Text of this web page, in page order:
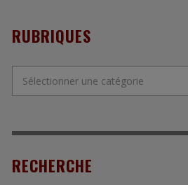
CONTACTER
RUBRIQUES
RECHERCHE